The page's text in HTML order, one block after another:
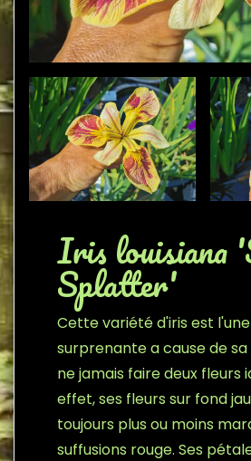
Iris louisiana
Splatter'
Cette variété d'iris est
surprenante a cause de
ne jamais faire deux fleurs
effet, ses fleurs sur fond
toujours plus ou moins
suffusions rouge. Ses